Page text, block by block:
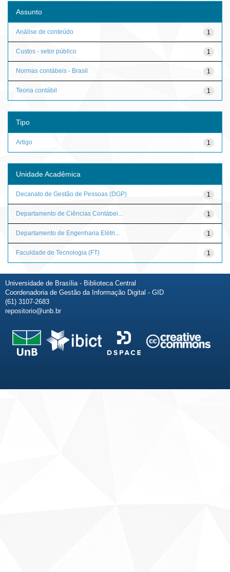
Assunto
1
Análise de conteúdo
1
Custos - setor público
1
Normas contábeis - Brasil
1
Teoria contábil
Tipo
1
Artigo
Unidade Acadêmica
1
Decanato de Gestão de Pessoas (DGP)
1
Departamento de Ciências Contábei...
1
Departamento de Engenharia Elétri...
1
Faculdade de Tecnologia (FT)
Universidade de Brasília - Biblioteca Central
Coordenadoria de Gestão da Informação Digital - GID
(61) 3107-2683
repositorio@unb.br